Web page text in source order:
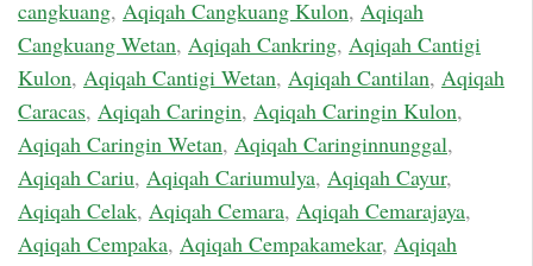
cangkuang, Aqiqah Cangkuang Kulon, Aqiqah
Cangkuang Wetan, Aqiqah Cankring, Aqiqah Cantigi
Kulon, Aqiqah Cantigi Wetan, Aqiqah Cantilan, Aqiqah
Caracas, Aqiqah Caringin, Aqiqah Caringin Kulon,
Aqiqah Caringin Wetan, Aqiqah Caringinnunggal,
Aqiqah Cariu, Aqiqah Cariumulya, Aqiqah Cayur,
Aqiqah Celak, Aqiqah Cemara, Aqiqah Cemarajaya,
Aqiqah Cempaka, Aqiqah Cempakamekar, Aqiqah